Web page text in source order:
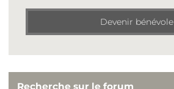
Devenir bénévole
Recherche sur le forum